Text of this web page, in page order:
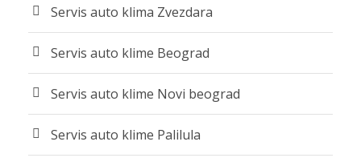
Servis auto klima Zvezdara
Servis auto klime Beograd
Servis auto klime Novi beograd
Servis auto klime Palilula